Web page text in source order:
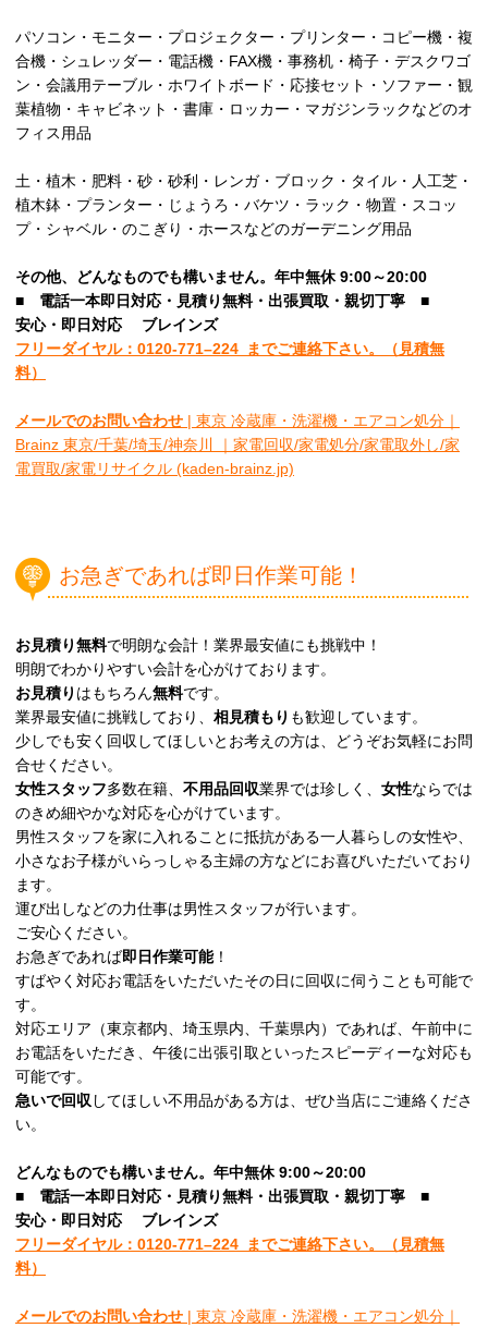
パソコン・モニター・プロジェクター・プリンター・コピー機・複
合機・シュレッダー・電話機・FAX機・事務机・椅子・デスクワゴ
ン・会議用テーブル・ホワイトボード・応接セット・ソファー・観
葉植物・キャビネット・書庫・ロッカー・マガジンラックなどのオ
フィス用品
土・植木・肥料・砂・砂利・レンガ・ブロック・タイル・人工芝・
植木鉢・プランター・じょうろ・バケツ・ラック・物置・スコッ
プ・シャベル・のこぎり・ホースなどのガーデニング用品
その他、
どんなものでも構いません。年中無休 9:00～20:00
■ 電話一本即日対応・見積り無料・出張買取・親切丁寧 ■
安心・即日対応
ブレインズ
フリーダイヤル：0120-771–224 までご連絡下さい。
（見積無
料）
メールでのお問い合わせ | 東京 冷蔵庫・洗濯機・エアコン処分｜
Brainz 東京/千葉/埼玉/神奈川 ｜家電回収/家電処分/家電取外し/家
電買取/家電リサイクル (kaden-brainz.jp)
お急ぎであれば即日作業可能！
お見積り無料で明朗な会計！業界最安値にも挑戦中！
明朗でわかりやすい会計を心がけております。
お見積り はもちろん無料です。
業界最安値に挑戦しており、 相見積もり も歓迎しています。
少しでも安く回収してほしいとお考えの方は、どうぞお気軽にお問
合せください。
女性スタッフ多数在籍、 不用品回収業界では珍しく、 女性ならでは
のきめ細やかな対応を心がけています。
男性スタッフを家に入れることに抵抗がある一人暮らしの女性や、
小さなお子様がいらっしゃる主婦の方などにお喜びいただいており
ます。
運び出しなどの力仕事は男性スタッフが行います。
ご安心ください。
お急ぎであれば即日作業可能！
すばやく対応お電話をいただいたその日に回収に伺うことも可能で
す。
対応エリア（東京都内、埼玉県内、千葉県内）であれば、午前中に
お電話をいただき、午後に出張引取といったスピーディーな対応も
可能です。
急いで回収 してほしい不用品がある方は、ぜひ当店にご連絡くださ
い。
どんなものでも構いません。年中無休 9:00～20:00
■ 電話一本即日対応・見積り無料・出張買取・親切丁寧 ■
安心・即日対応
ブレインズ
フリーダイヤル：0120-771–224 までご連絡下さい。
（見積無
料）
メールでのお問い合わせ | 東京 冷蔵庫・洗濯機・エアコン処分｜